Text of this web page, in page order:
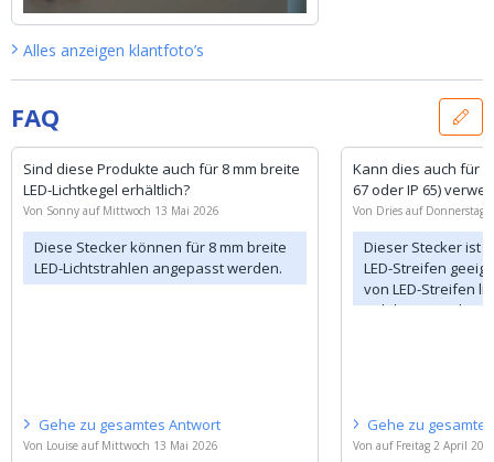
Alles anzeigen klantfoto’s
FAQ
Sind diese Produkte auch für 8 mm breite
LED-Lichtkegel erhältlich?
Von Sonny auf Mittwoch 13 Mai 2026
Diese Stecker können für 8 mm breite
LED-Lichtstrahlen angepasst werden.
Gehe zu gesamtes Antwort
Von Louise auf Mittwoch 13 Mai 2026
Kann dies auch für
67 oder IP 65)
Von Dries auf Donnerstag
Dieser Stecker ist
LED-Streifen
von LED-Streifen
nah beieinander
und dieses über
anschließen.
Gehe zu gesamtes
Von auf Freitag 2 April